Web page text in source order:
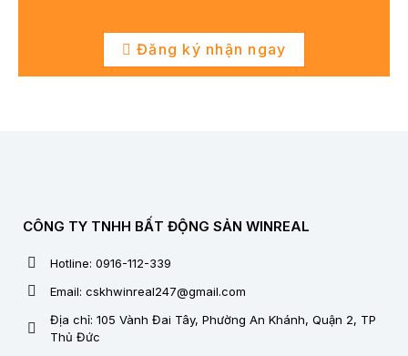
Đăng ký nhận ngay
CÔNG TY TNHH BẤT ĐỘNG SẢN WINREAL
Hotline: 0916-112-339
Email: cskhwinreal247@gmail.com
Địa chỉ: 105 Vành Đai Tây, Phường An Khánh, Quận 2, TP
Thủ Đức